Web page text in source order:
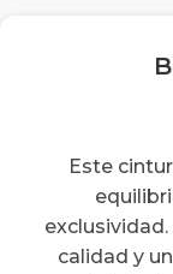
Este
calidad y